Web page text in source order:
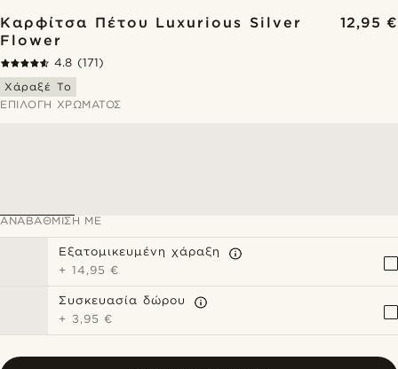
Καρφίτσα Πέτου Luxurious Silver
Flower
12,95 €
4.8 (171)
Χάραξέ Το
ΕΠΙΛΟΓΉ ΧΡΏΜΑΤΟΣ
ΑΝΑΒΆΘΜΙΣΗ ΜΕ
Εξατομικευμένη χάραξη
+ 14,95 €
Συσκευασία δώρου
+ 3,95 €